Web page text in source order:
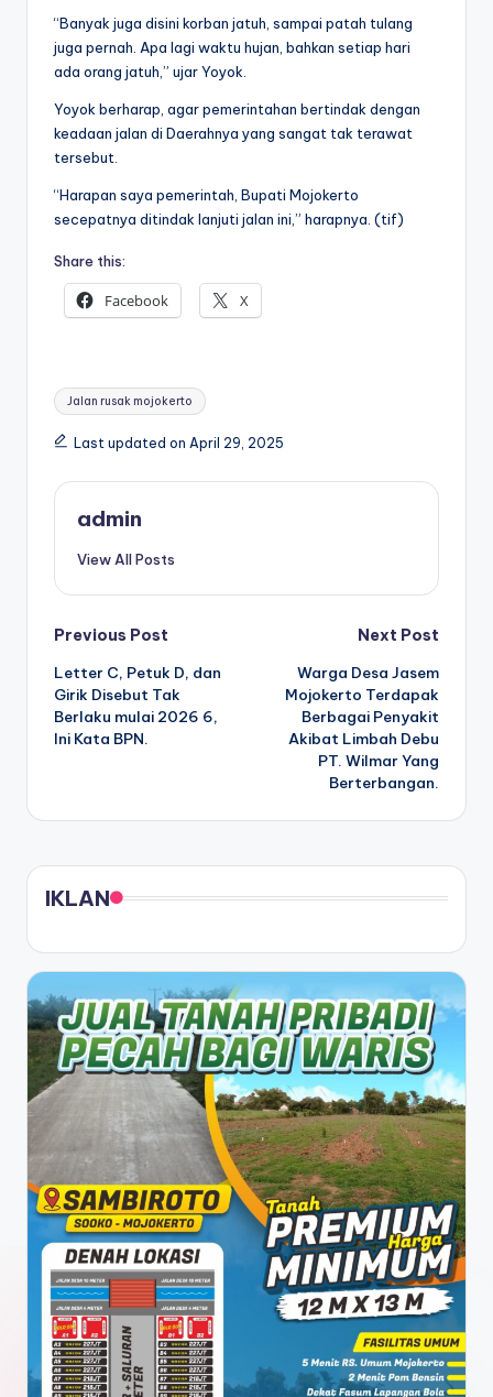
“Banyak juga disini korban jatuh, sampai patah tulang
juga pernah. Apa lagi waktu hujan, bahkan setiap hari
ada orang jatuh,” ujar Yoyok.
Yoyok berharap, agar pemerintahan bertindak dengan
keadaan jalan di Daerahnya yang sangat tak terawat
tersebut.
“Harapan saya pemerintah, Bupati Mojokerto
secepatnya ditindak lanjuti jalan ini,” harapnya. (tif)
Share this:
Facebook X
Tags:
Jalan rusak mojokerto
Last updated on April 29, 2025
admin
View All Posts
Post
navigation
Previous Post
Letter C, Petuk D, dan
Girik Disebut Tak
Berlaku mulai 2026 6,
Ini Kata BPN.
Next Post
Warga Desa Jasem
Mojokerto Terdapak
Berbagai Penyakit
Akibat Limbah Debu
PT. Wilmar Yang
Berterbangan.
IKLAN